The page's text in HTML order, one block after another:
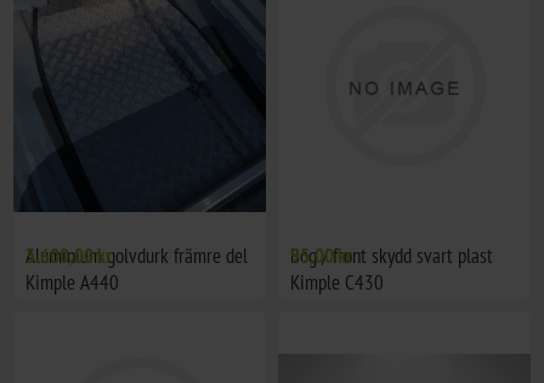
Aluminium golvdurk främre del
Kimple A440
3.600,00 kr
Bog / front skydd svart plast
Kimple C430
95,00 kr